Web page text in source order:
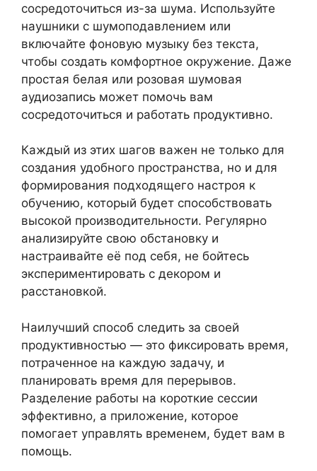
сосредоточиться из-за шума. Используйте
наушники с шумоподавлением или
включайте фоновую музыку без текста,
чтобы создать комфортное окружение. Даже
простая белая или розовая шумовая
аудиозапись может помочь вам
сосредоточиться и работать продуктивно.
Каждый из этих шагов важен не только для
создания удобного пространства, но и для
формирования подходящего настроя к
обучению, который будет способствовать
высокой производительности. Регулярно
анализируйте свою обстановку и
настраивайте её под себя, не бойтесь
экспериментировать с декором и
расстановкой.
Наилучший способ следить за своей
продуктивностью — это фиксировать время,
потраченное на каждую задачу, и
планировать время для перерывов.
Разделение работы на короткие сессии
эффективно, а приложение, которое
помогает управлять временем, будет вам в
помощь.